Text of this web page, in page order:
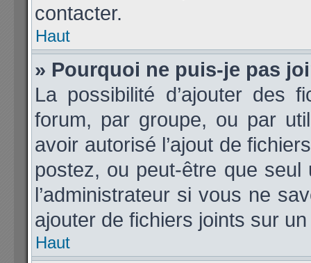
contacter.
Haut
» Pourquoi ne puis-je pas
La possibilité d’ajouter des
forum, par groupe, ou par
avoir autorisé l’ajout de
postez, ou peut-être que
l’administrateur si vous ne
ajouter de fichiers joints sur
Haut